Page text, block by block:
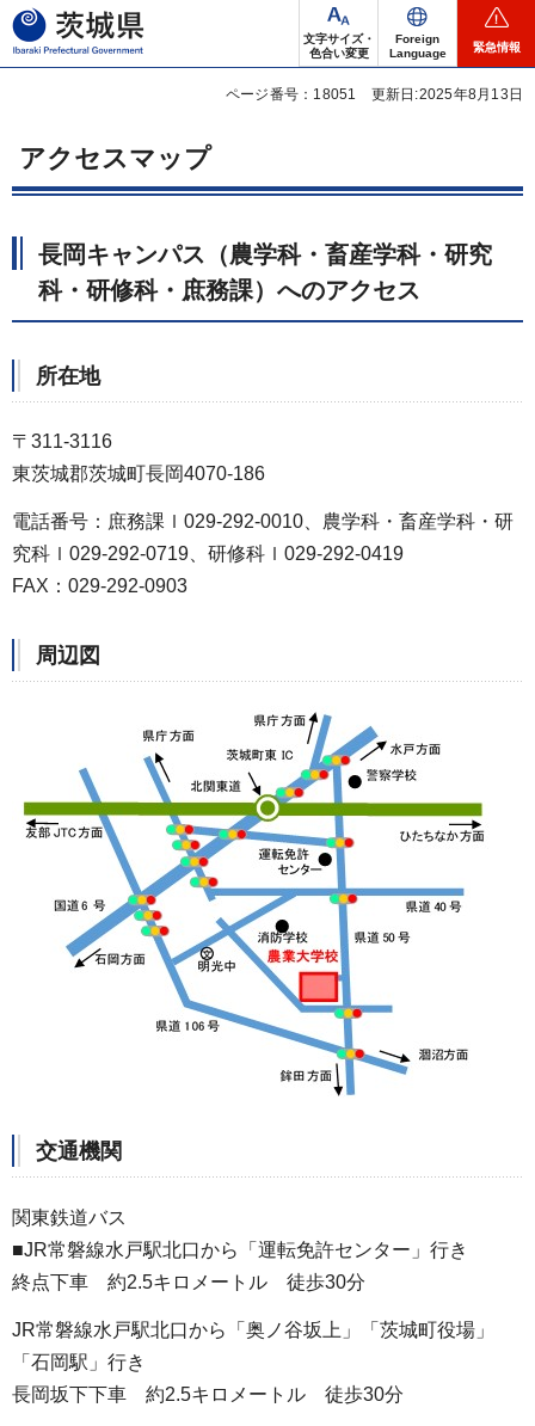
茨城県
文字サイズ・
色合い変更
Foreign
Language
緊急情報
ページ番号：18051 更新日:2025年8月13日
アクセスマップ
長岡キャンパス（農学科・畜産学科・研究
科・研修科・庶務課）へのアクセス
所在地
〒311-3116
東茨城郡茨城町長岡4070-186
電話番号：庶務課ｌ029-292-0010、農学科・畜産学科・研
究科ｌ029-292-0719、研修科ｌ029-292-0419
FAX：029-292-0903
周辺図
交通機関
関東鉄道バス
■JR常磐線水戸駅北口から「運転免許センター」行き
終点下車 約2.5キロメートル 徒歩30分
JR常磐線水戸駅北口から「奥ノ谷坂上」「茨城町役場」
「石岡駅」行き
長岡坂下下車 約2.5キロメートル 徒歩30分